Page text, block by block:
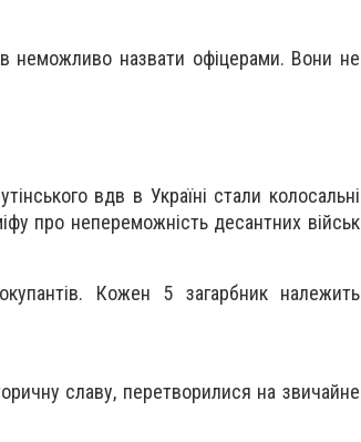
неможливо назвати офіцерами. Вони не
вдв в Україні стали колосальні
про непереможність десантних військ
Кожен 5 загарбник належить
славу, перетворилися на звичайне